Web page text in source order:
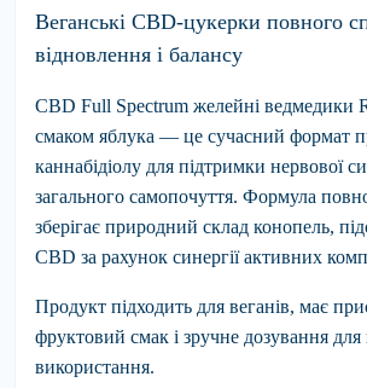
Веганські CBD-цукерки повного
відновлення і балансу
CBD Full Spectrum желейні ведмедики
смаком яблука — це сучасний формат
каннабідіолу для підтримки нервової
загального самопочуття. Формула
зберігає природний склад конопель,
CBD за рахунок синергії активних
Продукт підходить для веганів, має
фруктовий смак і зручне дозування
використання.